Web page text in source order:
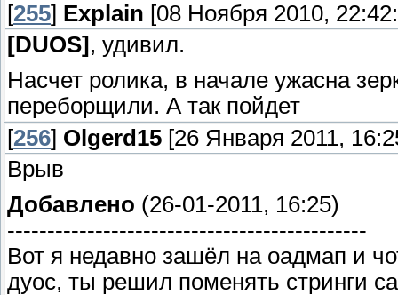
[255] Explain [08 Ноября 2010,
[DUОS] , удивил.
Насчет ролика, в начале ужасна
переборщили. А так пойдет
[256] Olgerd15 [26 Января 2011,
Врыв
Добавлено (26-01-2011, 16:25)
---------------------------------------------
Вот я недавно зашёл на оадмап и
дуос, ты решил поменять стринги